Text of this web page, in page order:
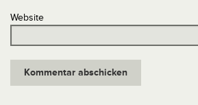
Website